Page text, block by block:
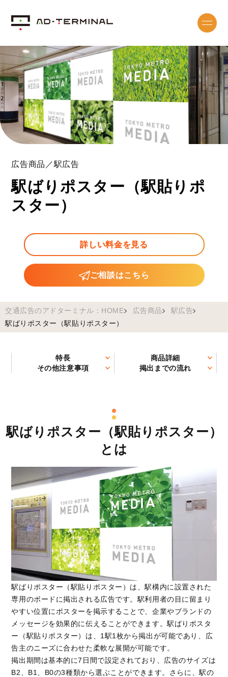
広告商品／駅広告
駅ばりポスター（駅貼りポ
スター）
詳しい料金を見る
ご相談はこちら
交通広告のアドターミナル：HOME 広告商品
駅広告
駅ばりポスター（駅貼りポスター）
特長
商品詳細
その他注意事項
掲出までの流れ
駅ばりポスター（駅貼りポスター）
とは
駅ばりポスター（駅貼りポスター）は、駅構内に設置された
専用のボードに掲出される広告です。駅利用者の目に留まり
やすい位置にポスターを掲示することで、企業やブランドの
メッセージを効果的に伝えることができます。駅ばりポスタ
ー（駅貼りポスター）は、1駅1枚から掲出が可能であり、広
告主のニーズに合わせた柔軟な展開が可能です。
掲出期間は基本的に7日間で設定されており、広告のサイズは
B2、B1、B0の3種類から選ぶことができます。さらに、駅の